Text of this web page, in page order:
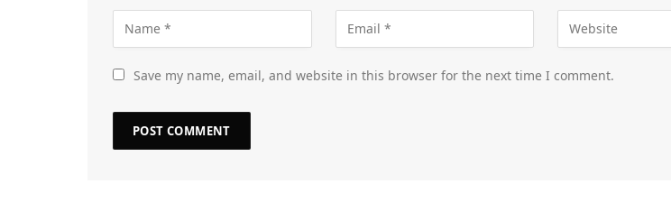
Save my name, email, and website in this browser for the next time I comment.